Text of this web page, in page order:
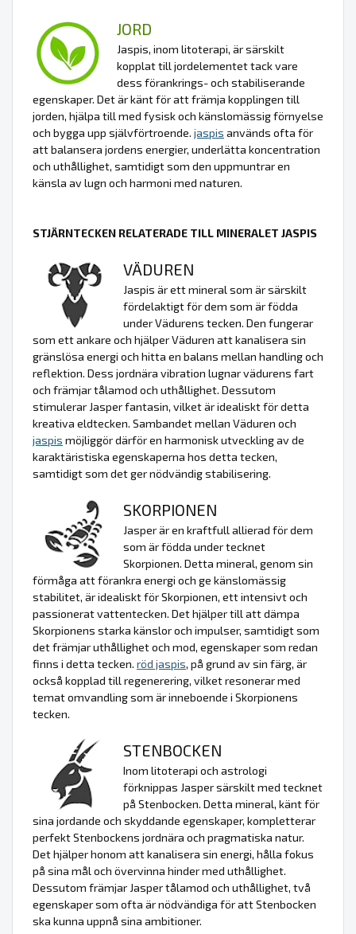
JORD
Jaspis, inom litoterapi, är särskilt
kopplat till jordelementet tack vare
dess förankrings- och stabiliserande
egenskaper. Det är känt för att främja kopplingen till
jorden, hjälpa till med fysisk och känslomässig förnyelse
och bygga upp självförtroende. jaspis används ofta för
att balansera jordens energier, underlätta koncentration
och uthållighet, samtidigt som den uppmuntrar en
känsla av lugn och harmoni med naturen.
STJÄRNTECKEN RELATERADE TILL MINERALET JASPIS
VÄDUREN
Jaspis är ett mineral som är särskilt
fördelaktigt för dem som är födda
under Vädurens tecken. Den fungerar
som ett ankare och hjälper Väduren att kanalisera sin
gränslösa energi och hitta en balans mellan handling och
reflektion. Dess jordnära vibration lugnar vädurens fart
och främjar tålamod och uthållighet. Dessutom
stimulerar Jasper fantasin, vilket är idealiskt för detta
kreativa eldtecken. Sambandet mellan Väduren och
jaspis möjliggör därför en harmonisk utveckling av de
karaktäristiska egenskaperna hos detta tecken,
samtidigt som det ger nödvändig stabilisering.
SKORPIONEN
Jasper är en kraftfull allierad för dem
som är födda under tecknet
Skorpionen. Detta mineral, genom sin
förmåga att förankra energi och ge känslomässig
stabilitet, är idealiskt för Skorpionen, ett intensivt och
passionerat vattentecken. Det hjälper till att dämpa
Skorpionens starka känslor och impulser, samtidigt som
det främjar uthållighet och mod, egenskaper som redan
finns i detta tecken. röd jaspis, på grund av sin färg, är
också kopplad till regenerering, vilket resonerar med
temat omvandling som är inneboende i Skorpionens
tecken.
STENBOCKEN
Inom litoterapi och astrologi
förknippas Jasper särskilt med tecknet
på Stenbocken. Detta mineral, känt för
sina jordande och skyddande egenskaper, kompletterar
perfekt Stenbockens jordnära och pragmatiska natur.
Det hjälper honom att kanalisera sin energi, hålla fokus
på sina mål och övervinna hinder med uthållighet.
Dessutom främjar Jasper tålamod och uthållighet, två
egenskaper som ofta är nödvändiga för att Stenbocken
ska kunna uppnå sina ambitioner.